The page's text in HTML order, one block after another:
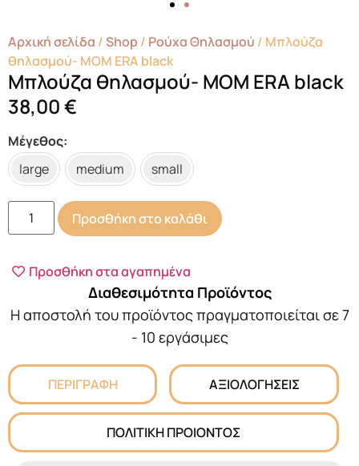
Αρχική σελίδα / Shop / Ρούχα Θηλασμού / Μπλούζα
θηλασμού- MOM ERA black
Μπλούζα θηλασμού- MOM ERA black
38,00€
Μέγεθος
large
medium small
Προσθήκη στο καλάθι
Προσθήκη στα αγαπημένα
Διαθεσιμότητα Προϊόντος
Η αποστολή του προϊόντος πραγματοποιείται σε 7
- 10 εργάσιμες
ΠΕΡΙΓΡΑΦΗ ΑΞΙΟΛΟΓΗΣΕΙΣ
ΠΟΛΙΤΙΚΗ ΠΡΟΙΟΝΤΟΣ